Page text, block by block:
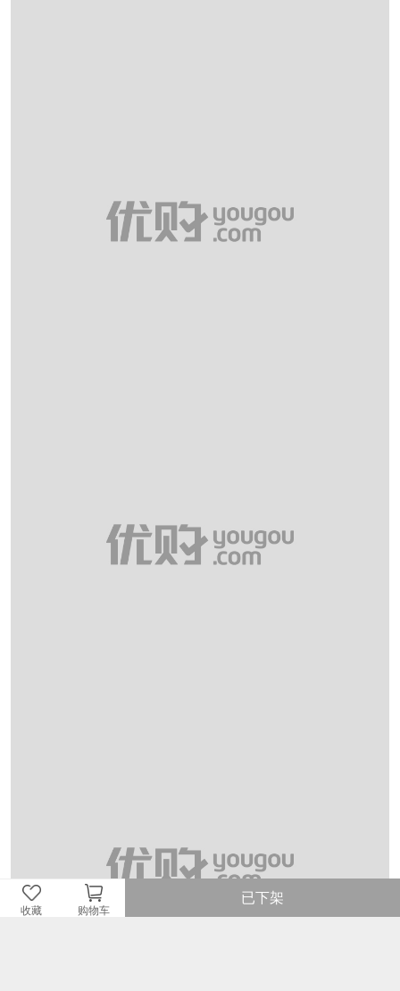
收藏 购物车
已下架